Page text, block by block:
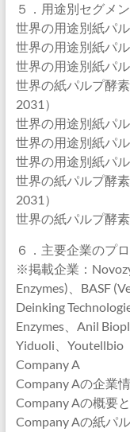
５．用途別セグメン
世界の用途別紙パ
世界の用途別紙パ
世界の用途別紙パ
世界の紙パルプ酵
2031）
世界の用途別紙パ
世界の用途別紙パ
世界の用途別紙パ
世界の紙パルプ酵
2031）
世界の紙パルプ酵
６．主要企業のプ
※掲載企業：
Enzymes)、BASF
Deinking
Enzymes、Anil
Yiduoli、Youtellbio
Company A
Company Aの企業
Company Aの概要
Company Aの紙パ